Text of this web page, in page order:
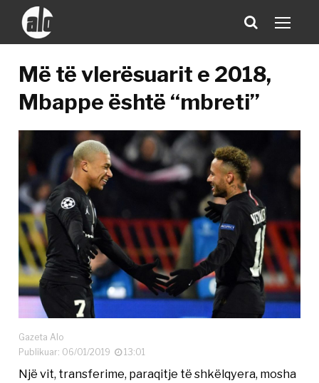
Më të vlerësuarit e 2018,
Mbappe është “mbreti”
Gazeta Alo
Publikuar: 06/01/2019
13:01
Një vit, transferime, paraqitje të shkëlqyera, mosha